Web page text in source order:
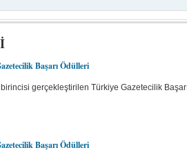
Başarı Ödülleri
birincisi gerçekleştirilen Türkiye Gazetecilik
Başarı Ödülleri